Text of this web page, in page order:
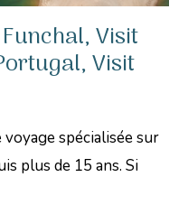
Visit
Visit
spécialisée sur
plus de 15 ans. Si